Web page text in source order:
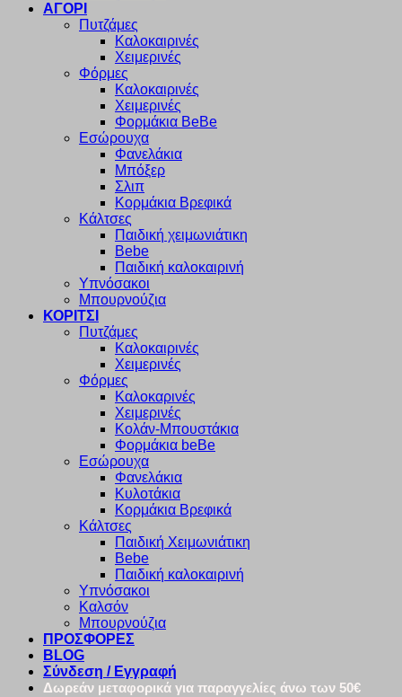
ΑΓΟΡΙ
Πυτζάμες
Καλοκαιρινές
Χειμερινές
Φόρμες
Καλοκαιρινές
Χειμερινές
Φορμάκια BeBe
Εσώρουχα
Φανελάκια
Μπόξερ
Σλιπ
Κορμάκια Βρεφικά
Κάλτσες
Παιδική χειμωνιάτικη
Bebe
Παιδική καλοκαιρινή
Υπνόσακοι
Μπουρνούζια
ΚΟΡΙΤΣΙ
Πυτζάμες
Καλοκαιρινές
Χειμερινές
Φόρμες
Καλοκαρινές
Χειμερινές
Κολάν-Μπουστάκια
Φορμάκια beBe
Εσώρουχα
Φανελάκια
Κυλοτάκια
Κορμάκια Βρεφικά
Κάλτσες
Παιδική Χειμωνιάτικη
Bebe
Παιδική καλοκαιρινή
Υπνόσακοι
Καλσόν
Μπουρνούζια
ΠΡΟΣΦΟΡΕΣ
BLOG
Σύνδεση / Εγγραφή
Δωρεάν μεταφορικά για παραγγελίες άνω των 50€